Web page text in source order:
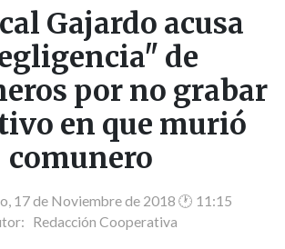
Gajardo acusa
de
por no grabar
en que murió
comunero
17 de Noviembre de 2018 🕐 11:15
Redacción Cooperativa